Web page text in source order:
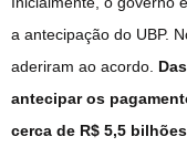
a antecipação do UBP.
aderiram ao acordo.
antecipar os
cerca de R$ 5,5